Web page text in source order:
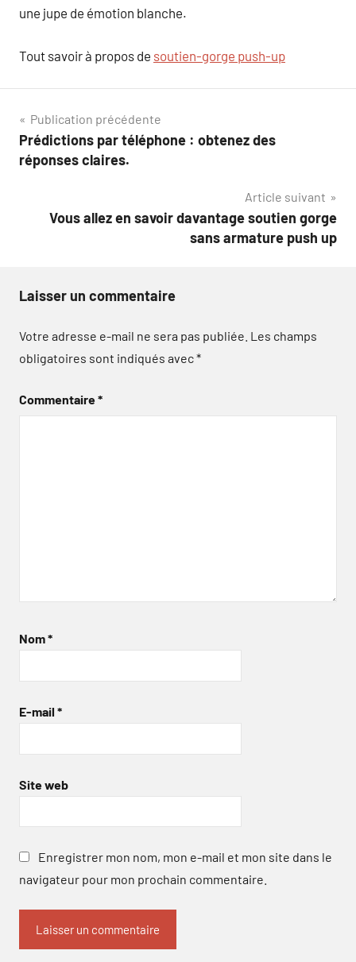
une jupe de émotion blanche.
Tout savoir à propos de soutien-gorge push-up
Navigation
de
Publication précédente
Prédictions par téléphone : obtenez des
réponses claires.
Article suivant
Vous allez en savoir davantage soutien gorge
sans armature push up
Laisser un commentaire
Votre adresse e-mail ne sera pas publiée. Les champs
obligatoires sont indiqués avec*
Commentaire*
Nom*
E-mail *
Site web
Enregistrer mon nom, mon e-mail et mon site dans le
navigateur pour mon prochain commentaire.